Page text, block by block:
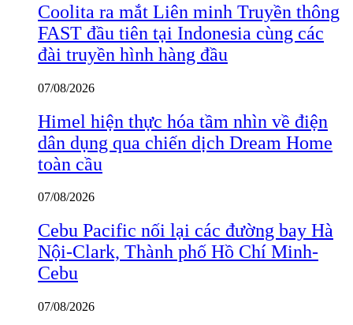
Coolita ra mắt Liên minh Truyền thông
FAST đầu tiên tại Indonesia cùng các
đài truyền hình hàng đầu
07/08/2026
Himel hiện thực hóa tầm nhìn về điện
dân dụng qua chiến dịch Dream Home
toàn cầu
07/08/2026
Cebu Pacific nối lại các đường bay Hà
Nội-Clark, Thành phố Hồ Chí Minh-
Cebu
07/08/2026